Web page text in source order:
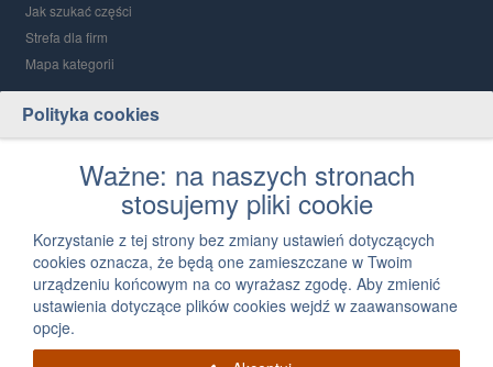
Polityka cookies
Ważne: na naszych stronach
stosujemy pliki cookie
Korzystanie z tej strony bez zmiany ustawień dotyczących
cookies oznacza, że będą one zamieszczane w Twoim
urządzeniu końcowym na co wyrażasz zgodę. Aby zmienić
ustawienia dotyczące plików cookies wejdź w zaawansowane
opcje.
Jak szukać części
Strefa dla firm
Mapa kategorii
Grupa PGD i Holding 1
12 300 03 05
Napisz, jak możemy Ci pomóc